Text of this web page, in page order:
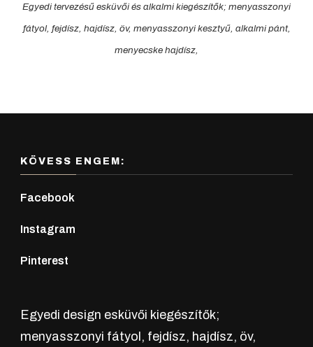
Egyedi tervezésű esküvői és alkalmi kiegészítők; menyasszonyi
fátyol, fejdísz, hajdísz, öv, menyasszonyi kesztyű, alkalmi pánt,
menyecske hajdísz,
KÖVESS ENGEM:
Facebook
Instagram
Pinterest
Egyedi design esküvői kiegészítők;
menyasszonyi fátyol, fejdísz, hajdísz, öv,